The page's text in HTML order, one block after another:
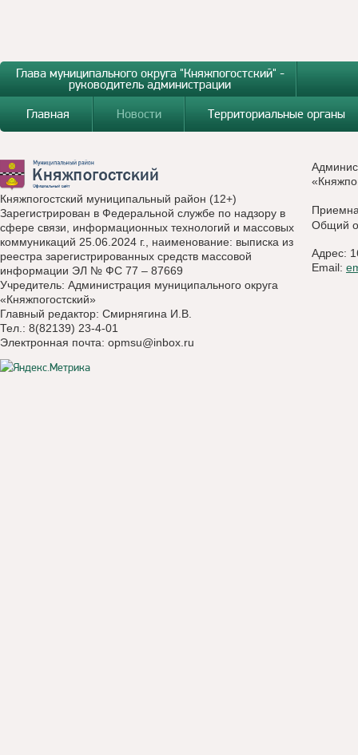
Глава муниципального округа "Княжпогостский" -
руководитель администрации
Главная
Новости Территориальные органы
Княжпогостский муниципальный район (12+)
Зарегистрирован в Федеральной службе по надзору в
сфере связи, информационных технологий и массовых
коммуникаций 25.06.2024 г., наименование: выписка из
реестра зарегистрированных средств массовой
информации ЭЛ № ФС 77 – 87669
Учредитель: Администрация муниципального округа
«Княжпогостский»
Главный редактор: Смирнягина И.В.
Тел.: 8(82139) 23-4-01
Электронная почта: opmsu@inbox.ru
Общий
Адрес:
Email: